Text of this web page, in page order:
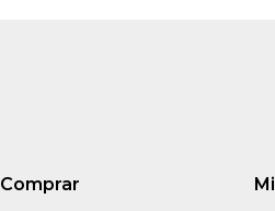
Comprar